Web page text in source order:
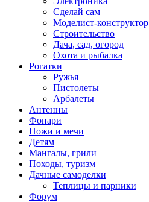
Сделай сам
Моделист-конструктор
Строительство
Дача, сад, огород
Охота и рыбалка
Рогатки
Ружья
Пистолеты
Арбалеты
Антенны
Фонари
Ножи и мечи
Детям
Мангалы, грили
Походы, туризм
Дачные самоделки
Теплицы и парники
Форум